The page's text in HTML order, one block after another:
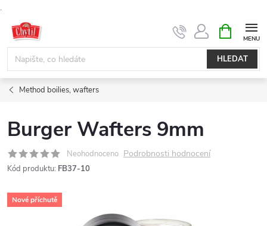
.
obsah
HLEDAT
NÁKUPNÍ
KOŠÍK
Method boilies, wafters
Burger Wafters 9mm
Neohodnoceno Podrobnosti hodnocení
Kód produktu: FB37-10
Nové příchutě